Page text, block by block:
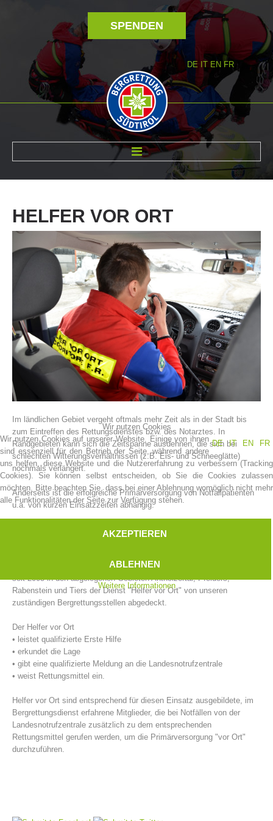
SPENDEN
DE IT EN FR
Vereinsgeschichte
Bergrettungsstellen
HELFER VOR ORT
Im ländlichen Gebiet vergeht oftmals mehr Zeit als in der Stadt bis
zum Eintreffen des Rettungsdienstes bzw. des Notarztes. In
Randgebieten kann sich die Zeitspanne ausdehnen, die sich bei
schlechten Witterungsverhältnissen (z.B. Eis- und Schneeglätte)
nochmals verlängert.
Anderseits ist die erfolgreiche Primärversorgung von Notfallpatienten
u.a. von kurzen Einsatzzeiten abhängig.
Aufgrund der Erkenntnis, daß eine deutliche Verkürzung des
und diese bis zum Eintreffen des Rettungsdienstes weiterführen, wird
seit 2005 in den abgelegenen Gebieten Antholzertal, Pfelders,
Rabenstein und Tiers der Dienst "Helfer vor Ort" von unseren
zuständigen Bergrettungsstellen abgedeckt.
Der Helfer vor Ort
• leistet qualifizierte Erste Hilfe
• erkundet die Lage
• gibt eine qualifizierte Meldung an die Landesnotrufzentrale
• weist Rettungsmittel ein.
Helfer vor Ort sind entsprechend für diesen Einsatz ausgebildete, im
Bergrettungsdienst erfahrene Mitglieder, die bei Notfällen von der
Landesnotrufzentrale zusätzlich zu dem entsprechenden
Rettungsmittel gerufen werden, um die Primärversorgung "vor Ort"
durchzuführen.
Wir nutzen Cookies
DE
IT EN FR
Wir nutzen Cookies auf unserer Website. Einige von ihnen
sind essenziell für den Betrieb der Seite, während andere
uns helfen, diese Website und die Nutzererfahrung zu verbessern (Tracking
Cookies). Sie können selbst entscheiden, ob Sie die Cookies zulassen
möchten. Bitte beachten Sie, dass bei einer Ablehnung womöglich nicht mehr
alle Funktionalitäten der Seite zur Verfügung stehen.
AKZEPTIEREN
ABLEHNEN
Weitere Informationen